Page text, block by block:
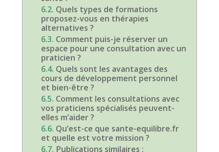
Quels types de formations
proposez-vous en thérapies
alternatives ?
Comment puis-je réserver un
espace pour une consultation avec un
praticien ?
Quels sont les avantages des
cours de développement personnel
et bien-être ?
Comment les consultations avec
vos praticiens spécialisés peuvent-
elles m’aider ?
Qu’est-ce que sante-equilibre.fr
et quelle est votre mission ?
Publications similaires :